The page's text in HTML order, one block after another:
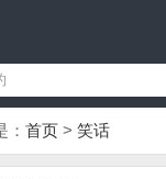
首页 > 笑话